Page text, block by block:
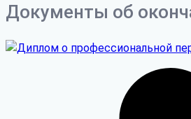
Документы об